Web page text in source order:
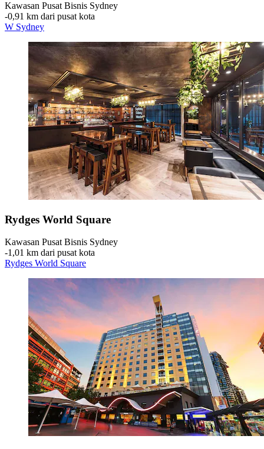
Kawasan Pusat Bisnis Sydney
‐0,91 km dari pusat kota
W Sydney
Rydges World Square
Kawasan Pusat Bisnis Sydney
‐1,01 km dari pusat kota
Rydges World Square